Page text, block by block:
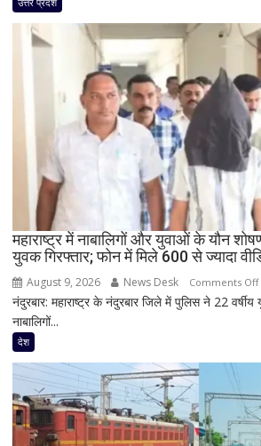
महाराष्ट्र में नाबालिगों और युवाओं के यौन
युवक गिरफ्तार; फोन में मिले 600 से ज्यादा
August 9, 2026 News Desk Comments Off
नंदुरबार: महाराष्ट्र के नंदुरबार जिले में पुलिस ने 22
नाबालिगों...
देश